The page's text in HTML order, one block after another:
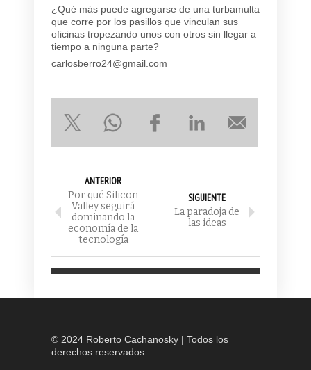
¿Qué más puede agregarse de una turbamulta
que corre por los pasillos que vinculan sus
oficinas tropezando unos con otros sin llegar a
tiempo a ninguna parte?
carlosberro24@gmail.com
ANTERIOR
Por qué Silicon
Valley seguirá
dominando la
economía de la
tecnología
SIGUIENTE
La paradoja de
las ideas
© 2024 Roberto Cachanosky | Todos los
derechos reservados